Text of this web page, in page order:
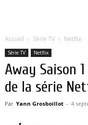
Accueil Série TV Netflix
Série TV Netflix
Away Saison
de la série
Par Yann Grosboillot - 4